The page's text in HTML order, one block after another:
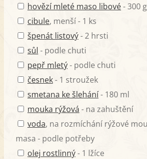
hovězí mleté maso libové- 300 g
cibule, menší - 1 ks
špenát listový- 2 hrsti
sůl - podle chuti
pepř mletý- podle chuti
česnek- 1 stroužek
smetana ke šlehání- 180 ml
mouka rýžová - na zahuštění
voda, na rozmíchání rýžové
masa - podle potřeby
olej rostlinný- 1 lžíce